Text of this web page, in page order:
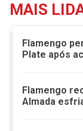
MAIS
Flamengo
Plate após
Flamengo
Almada